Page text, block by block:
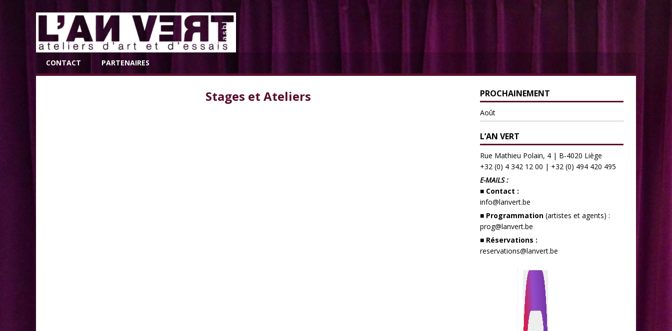
CONTACT PARTENAIRES
Stages et Ateliers PROCHAINEMENT
Août
L’AN VERT
Rue Mathieu Polain, 4 | B-4020 Liège
+32 (0) 4 342 12 00 | +32 (0) 494 420 495
E-MAILS :
■ Contact :
info@lanvert.be
■ Programmation(artistes et agents) :
prog@lanvert.be
■ Réservations :
reservations@lanvert.be